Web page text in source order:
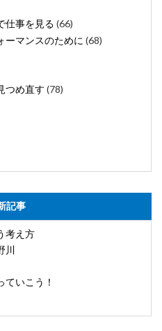
仕事を見る (66)
マンスのために (68)
つめ直す (78)
記事
考え方
川
いこう！